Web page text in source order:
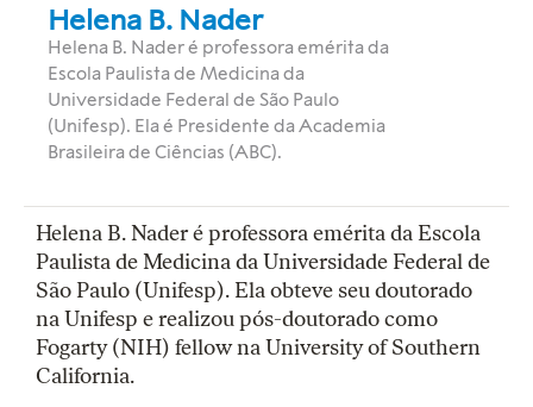
Helena B. Nader
Helena B. Nader é professora emérita da
Escola Paulista de Medicina da
Universidade Federal de São Paulo
(Unifesp). Ela é Presidente da Academia
Brasileira de Ciências (ABC).
Helena B. Nader é professora emérita da Escola
Paulista de Medicina da Universidade Federal de
São Paulo (Unifesp). Ela obteve seu doutorado
na Unifesp e realizou pós-doutorado como
Fogarty (NIH) fellow na University of Southern
California.